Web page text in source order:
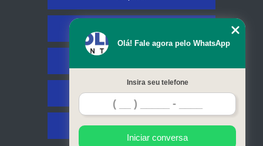
Contato
Mapa do site
Olá! Fale agora pelo WhatsApp
Insira seu telefone
Iniciar conversa